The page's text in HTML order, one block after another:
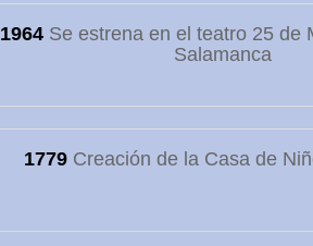
1964Se estrena en el teatro 25 de
Salamanca
1779Creación de la Casa de